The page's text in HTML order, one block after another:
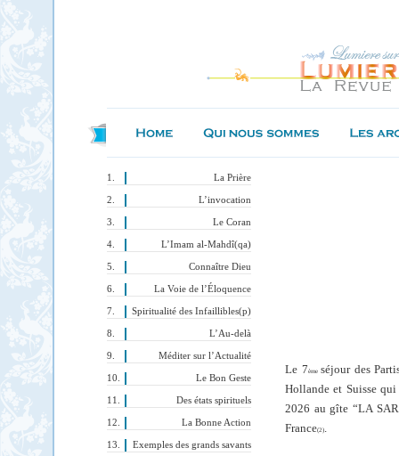
La Prière
L’invocation
Le Coran
L’Imam al-Mahdî(qa)
Connaître Dieu
La Voie de l’Éloquence
Spiritualité des Infaillibles(p)
L’Au-delà
Méditer sur l’Actualité
Le Bon Geste
Des états spirituels
La Bonne Action
Exemples des grands savants
Le 7èmeséjour des
Hollande et Suisse
2026 au gîte “LA
France(2).